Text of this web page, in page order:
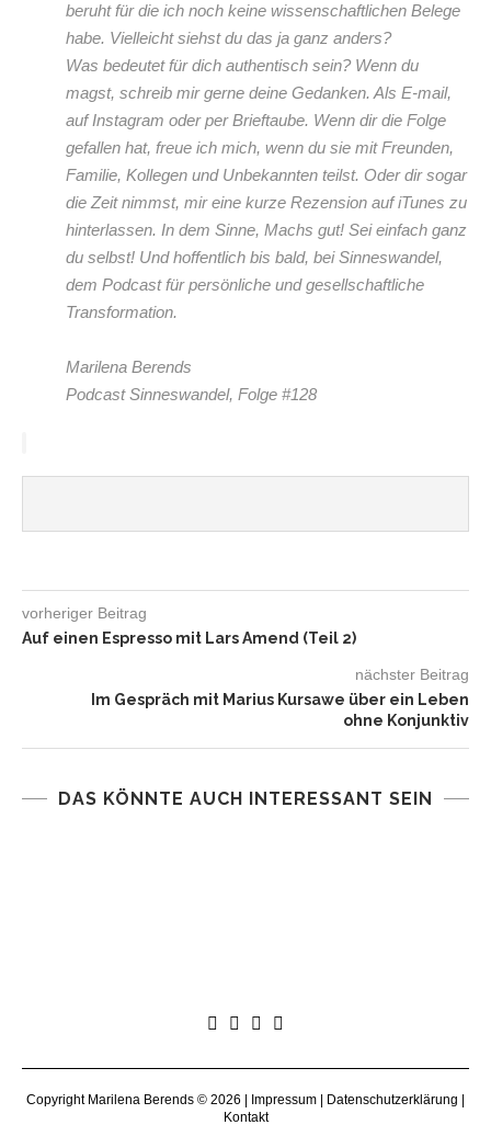
beruht für die ich noch keine wissenschaftlichen Belege
habe. Vielleicht siehst du das ja ganz anders?
Was bedeutet für dich authentisch sein? Wenn du
magst, schreib mir gerne deine Gedanken. Als E-mail,
auf Instagram oder per Brieftaube. Wenn dir die Folge
gefallen hat, freue ich mich, wenn du sie mit Freunden,
Familie, Kollegen und Unbekannten teilst. Oder dir sogar
die Zeit nimmst, mir eine kurze Rezension auf iTunes zu
hinterlassen. In dem Sinne, Machs gut! Sei einfach ganz
du selbst! Und hoffentlich bis bald, bei Sinneswandel,
dem Podcast für persönliche und gesellschaftliche
Transformation.
Marilena Berends
Podcast Sinneswandel, Folge #128
vorheriger Beitrag
Auf einen Espresso mit Lars Amend (Teil 2)
nächster Beitrag
Im Gespräch mit Marius Kursawe über ein Leben
ohne Konjunktiv
DAS KÖNNTE AUCH INTERESSANT SEIN
Copyright Marilena Berends © 2026 | Impressum Datenschutzerklärung
Kontakt